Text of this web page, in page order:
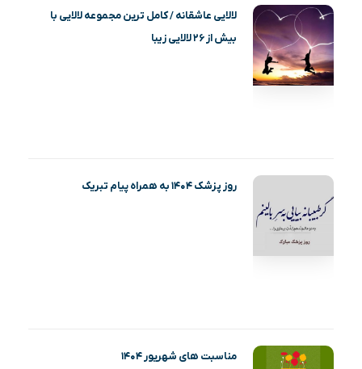
لالایی عاشقانه / کامل ترین مجموعه لالایی با
بیش از ۲۶ لالایی زیبا
روز پزشک ۱۴۰۴ به همراه پیام تبریک
مناسبت های شهریور ۱۴۰۴